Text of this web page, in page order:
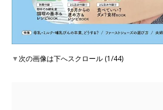
▼次の画像は下へスクロール (1/44)